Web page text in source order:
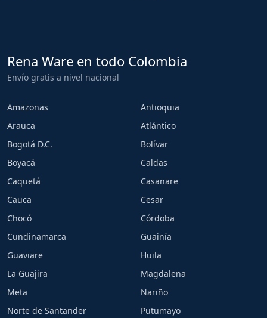
Rena Ware en todo Colombia
Envío gratis a nivel nacional
Amazonas
Antioquia
Arauca
Atlántico
Bogotá D.C.
Bolívar
Boyacá
Caldas
Caquetá
Casanare
Cauca
Cesar
Chocó
Córdoba
Cundinamarca
Guainía
Guaviare
Huila
La Guajira
Magdalena
Meta
Nariño
Norte de Santander
Putumayo